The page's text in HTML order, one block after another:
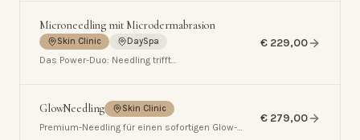
Microneedling mit Microdermabrasion
Skin Clinic DaySpa
Das Power-Duo: Needling trifft
€ 229,00
GlowNeedling Skin Clinic
Premium-Needling für einen sofortigen Glow-
€ 279,00